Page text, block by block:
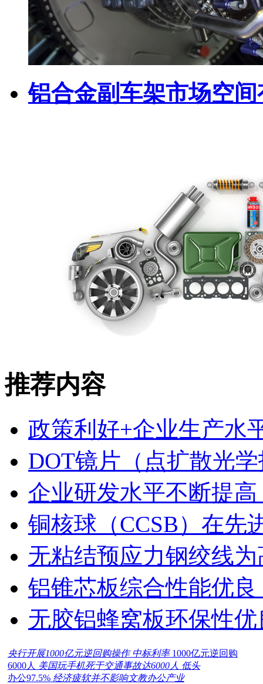
铝合金副车架市场空
推荐内容
政策利好+企业生产水
DOT镜片（点扩散光
企业研发水平不断提
铜核球（CCSB）在先
无粘结预应力钢绞线
铝锥芯板综合性能优
无胶铝蜂窝板环保性
央行开展1000亿元逆回购操作 中标利率 1000亿元逆回购
6000人 美国玩手机死于交通事故达6000人 低头
办公97.5% 经济疲软并不影响文教办公产业